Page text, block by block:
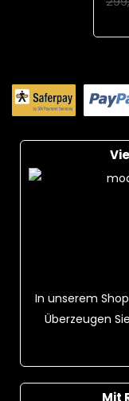
In unserem
Überzeugen
Mit